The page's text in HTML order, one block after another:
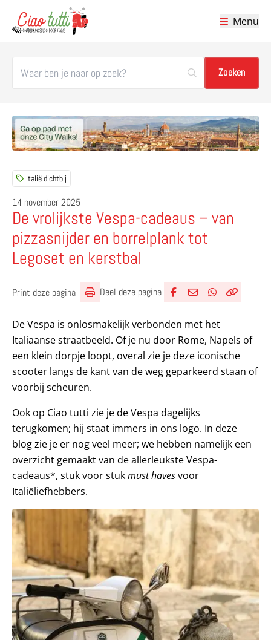
Menu
Italië dichtbij
14 november 2025
De vrolijkste Vespa-cadeaus – van
pizzasnijder en borrelplank tot
Legoset en kerstbal
Print deze pagina Deel deze pagina
De Vespa is onlosmakelijk verbonden met het
Italiaanse straatbeeld. Of je nu door Rome, Napels of
een klein dorpje loopt, overal zie je deze iconische
scooter langs de kant van de weg geparkeerd staan of
voorbij scheuren.
Ook op Ciao tutti zie je de Vespa dagelijks
terugkomen; hij staat immers in ons logo. In deze
blog zie je er nog veel meer; we hebben namelijk een
overzicht gemaakt van de allerleukste Vespa-
cadeaus*, stuk voor stukmust havesvoor
Italiëliefhebbers.